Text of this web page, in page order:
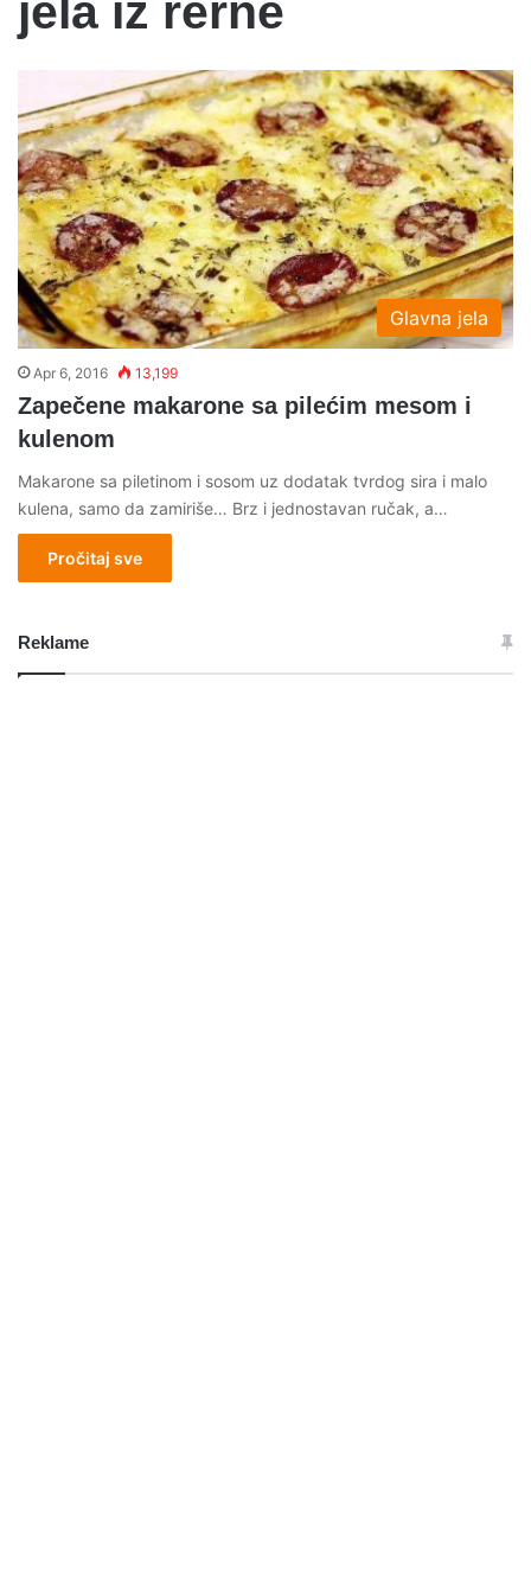
jela iz rerne
Glavna jela
Apr 6, 2016 13,199
Zapečene makarone sa pilećim mesom i
kulenom
Makarone sa piletinom i sosom uz dodatak tvrdog sira i malo
kulena, samo da zamiriše… Brz i jednostavan ručak, a…
Pročitaj sve
Reklame